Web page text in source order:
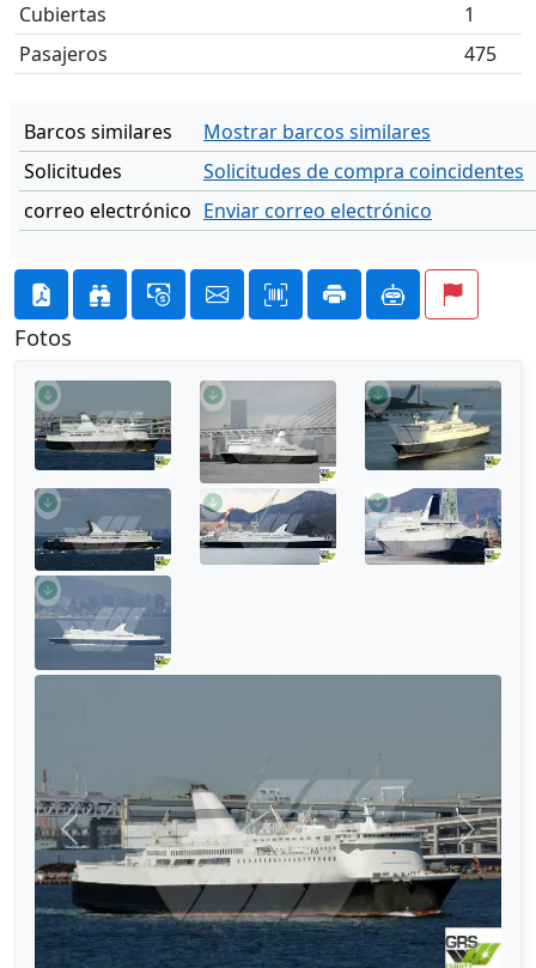
Cubiertas
1
Pasajeros
475
Barcos similares
Mostrar barcos similares
Solicitudes
Solicitudes de compra coincidentes
correo electrónico Enviar correo electrónico
Fotos
Anterior